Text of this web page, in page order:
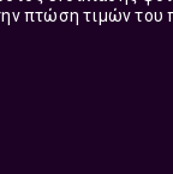
πτώση τιμών του